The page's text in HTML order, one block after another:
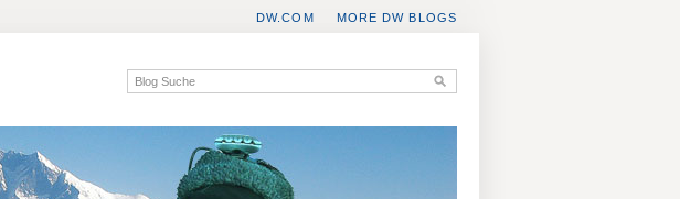
MORE DW BLOGS
DW.COM